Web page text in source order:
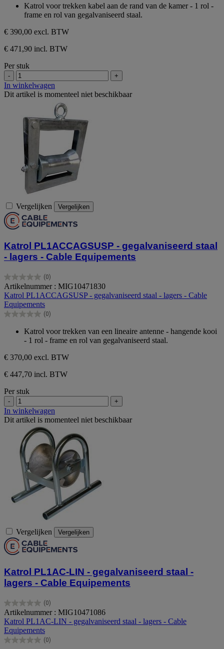
sterren.
Katrol voor trekken kabel aan de rand van de kamer - 1 rol -
frame en rol van gegalvaniseerd staal.
€ 390,00 excl. BTW
€ 471,90 incl. BTW
Per stuk
- +
In winkelwagen
Dit artikel is momenteel niet beschikbaar
Vergelijken Vergelijken
Katrol PL1ACCAGSUSP - gegalvaniseerd staal
- lagers - Cable Equipements
(0)
0.0
van
de
5
sterren.
Artikelnummer : MIG10471830
Katrol PL1ACCAGSUSP - gegalvaniseerd staal - lagers - Cable
Equipements
(0)
0.0
sterren.
Katrol voor trekken van een lineaire antenne - hangende kooi
- 1 rol - frame en rol van gegalvaniseerd staal.
€ 370,00 excl. BTW
€ 447,70 incl. BTW
Per stuk
- +
In winkelwagen
Dit artikel is momenteel niet beschikbaar
Vergelijken Vergelijken
Katrol PL1AC-LIN - gegalvaniseerd staal -
lagers - Cable Equipements
(0)
0.0
van
de
5
sterren.
Artikelnummer : MIG10471086
Katrol PL1AC-LIN - gegalvaniseerd staal - lagers - Cable
Equipements
(0)
0.0